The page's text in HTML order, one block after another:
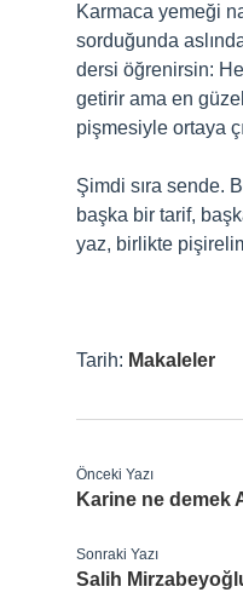
Karmaca yemeği
sorduğunda
dersi öğrenirsin:
getirir ama en
pişmesiyle ortaya
Şimdi sıra sende.
başka bir tarif,
yaz, birlikte
Tarih: Makaleler
Önceki Yazı
Karine ne demek
Sonraki Yazı
Salih